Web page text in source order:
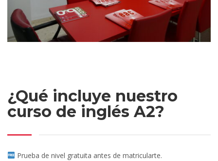
¿Qué incluye nuestro
curso de inglés A2?
Prueba de nivel gratuita antes de matricularte.